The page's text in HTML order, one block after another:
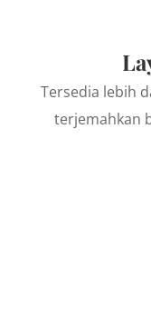
Tersedia lebih
terjemahkan